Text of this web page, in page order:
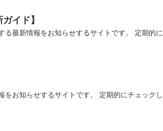
イド】
る最新情報をお知らせするサイトです。 定期的
をお知らせするサイトです。 定期的にチェック